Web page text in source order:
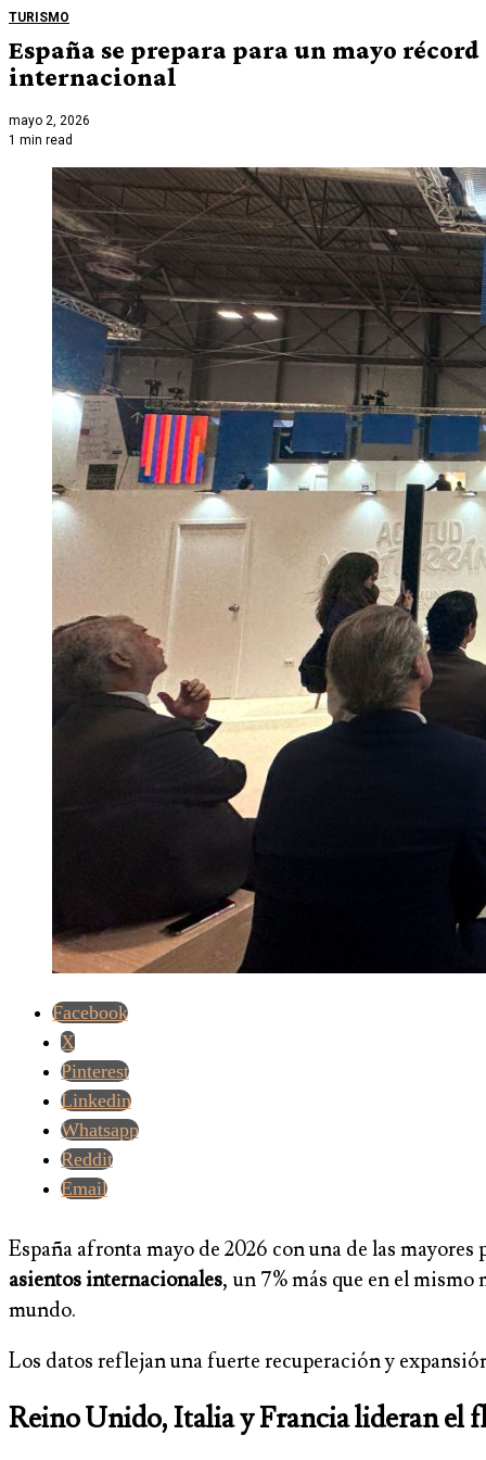
TURISMO
España se prepara para un mayo
internacional
mayo 2, 2026
1 min read
Facebook
X
Pinterest
Linkedin
Whatsapp
Reddit
Email
España afronta mayo de 2026 con una de las
asientos internacionales, un 7% más que en el
mundo.
Los datos reflejan una fuerte recuperación y
Reino Unido, Italia y Francia lideran el